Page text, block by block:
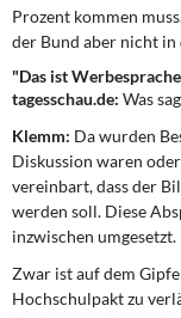
Über mich
Kontakt
Prozent kommen
der Bund aber nicht
"Das ist
tagesschau.de: Was
Klemm: Da wurden
Diskussion waren
vereinbart, dass der
werden soll. Diese
inzwischen umgesetzt.
Zwar ist auf dem
Hochschulpakt zu